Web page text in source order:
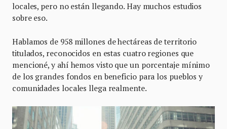
locales, pero no están llegando. Hay muchos estudios
sobre eso.
Hablamos de 958 millones de hectáreas de territorio
titulados, reconocidos en estas cuatro regiones que
mencioné, y ahí hemos visto que un porcentaje mínimo
de los grandes fondos en beneficio para los pueblos y
comunidades locales llega realmente.